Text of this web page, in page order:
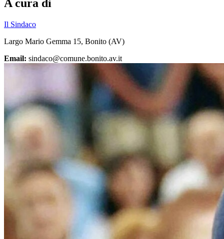
A cura di
Il Sindaco
Largo Mario Gemma 15, Bonito (AV)
Email: sindaco@comune.bonito.av.it